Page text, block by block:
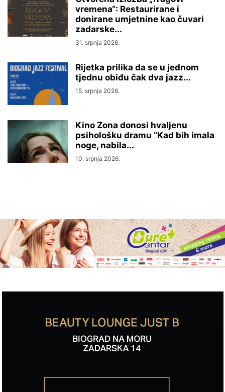
vremena“: Restaurirane i
donirane umjetnine kao čuvari
zadarske...
31. srpnja 2026.
Rijetka prilika da se u jednom
tjednu obiđu čak dva jazz...
15. srpnja 2026.
Kino Zona donosi hvaljenu
psihološku dramu “Kad bih imala
noge, nabila...
10. srpnja 2026.